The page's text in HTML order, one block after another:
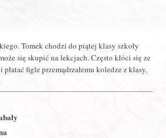
Tomek chodzi do piątej klasy szkoły
się skupić na lekcjach. Często kłóci się ze
figle przemądrzałemu koledze z klasy,